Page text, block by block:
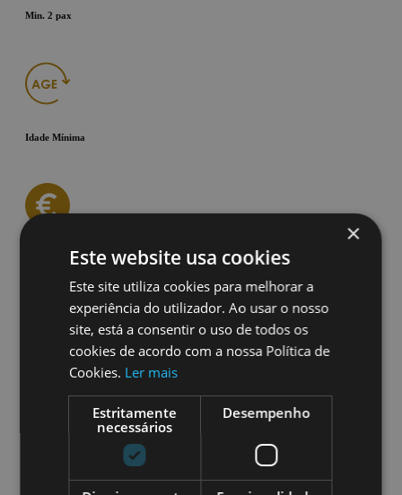
Min. 2 pax
Idade Mínima
€55,00/pax
Hotel Casa Palmela
×
Este website usa cookies
Este site utiliza cookies para melhorar a
experiência do utilizador. Ao usar o nosso
site, está a consentir o uso de todos os
cookies de acordo com a nossa Política de
Cookies. Ler mais
Estritamente
necessários
Desempenho